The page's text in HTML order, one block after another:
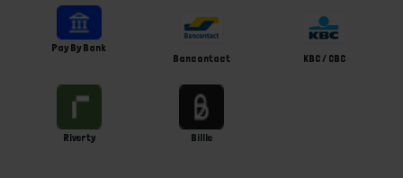
Pay By Bank
Bancontact
KBC / CBC
Riverty Billie